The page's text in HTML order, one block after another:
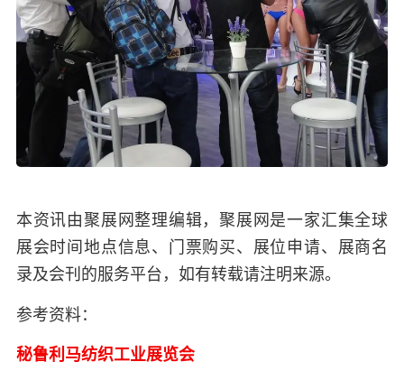
本资讯由聚展网整理编辑，聚展网是一家汇集全球
展会时间地点信息、门票购买、展位申请、展商名
录及会刊的服务平台，如有转载请注明来源。
参考资料：
秘鲁利马纺织工业展览会